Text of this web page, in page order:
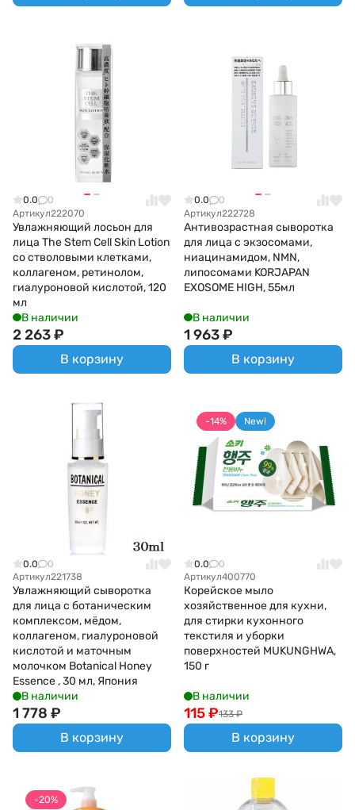
0.0
0
Артикул222070
Увлажняющий лосьон для
лица The Stem Cell Skin Lotion
со стволовыми клетками,
коллагеном, ретинолом,
гиалуроновой кислотой, 120
мл
В наличии
2 263₽
В корзину
0.0
0
Артикул222728
Антивозрастная сыворотка
для лица с экзосомами,
ниацинамидом, NMN,
липосомами KORJAPAN
EXOSOME HIGH, 55мл
В наличии
1 963₽
В корзину
0.0
0
Артикул221738
Увлажняющий сыворотка
для лица с ботаническим
комплексом, мёдом,
коллагеном, гиалуроновой
кислотой и маточным
молочком Botanical Honey
Essence , 30 мл, Япония
В наличии
1 778 ₽
В корзину
-14% New!
0.0
0
Артикул400770
Корейское мыло
хозяйственное для кухни,
для стирки кухонного
текстиля и уборки
поверхностей MUKUNGHWA,
150 г
В наличии
133 ₽
115₽
В корзину
-20%